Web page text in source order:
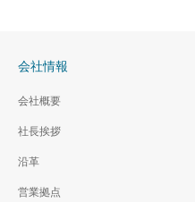
会社情報
会社概要
社長挨拶
沿革
営業拠点